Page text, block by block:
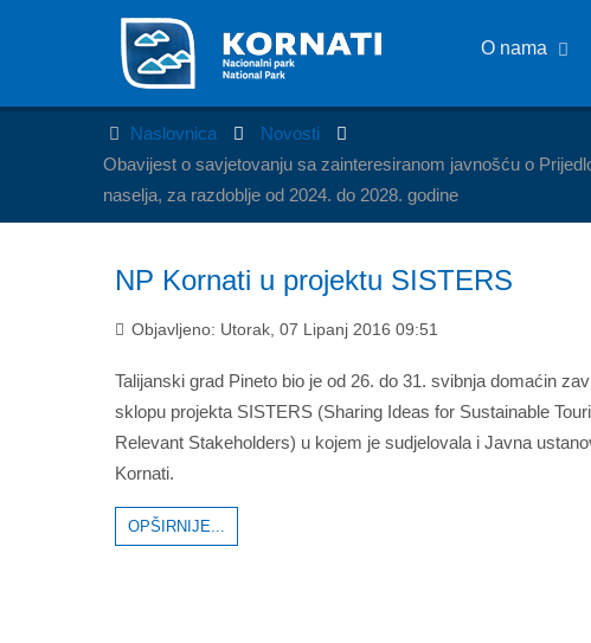
O nama
Naslovnica
Novosti
Obavijest o savjetovanju sa zainteresiranom javnošću o
naselja, za razdoblje od 2024. do 2028. godine
NP Kornati u projektu SISTERS
Objavljeno: Utorak, 07 Lipanj 2016 09:51
Talijanski grad Pineto bio je od 26. do 31. svibnja domaćin
sklopu projekta SISTERS (Sharing Ideas for Sustainable
Relevant Stakeholders) u kojem je sudjelovala i Javna
Kornati.
OPŠIRNIJE...